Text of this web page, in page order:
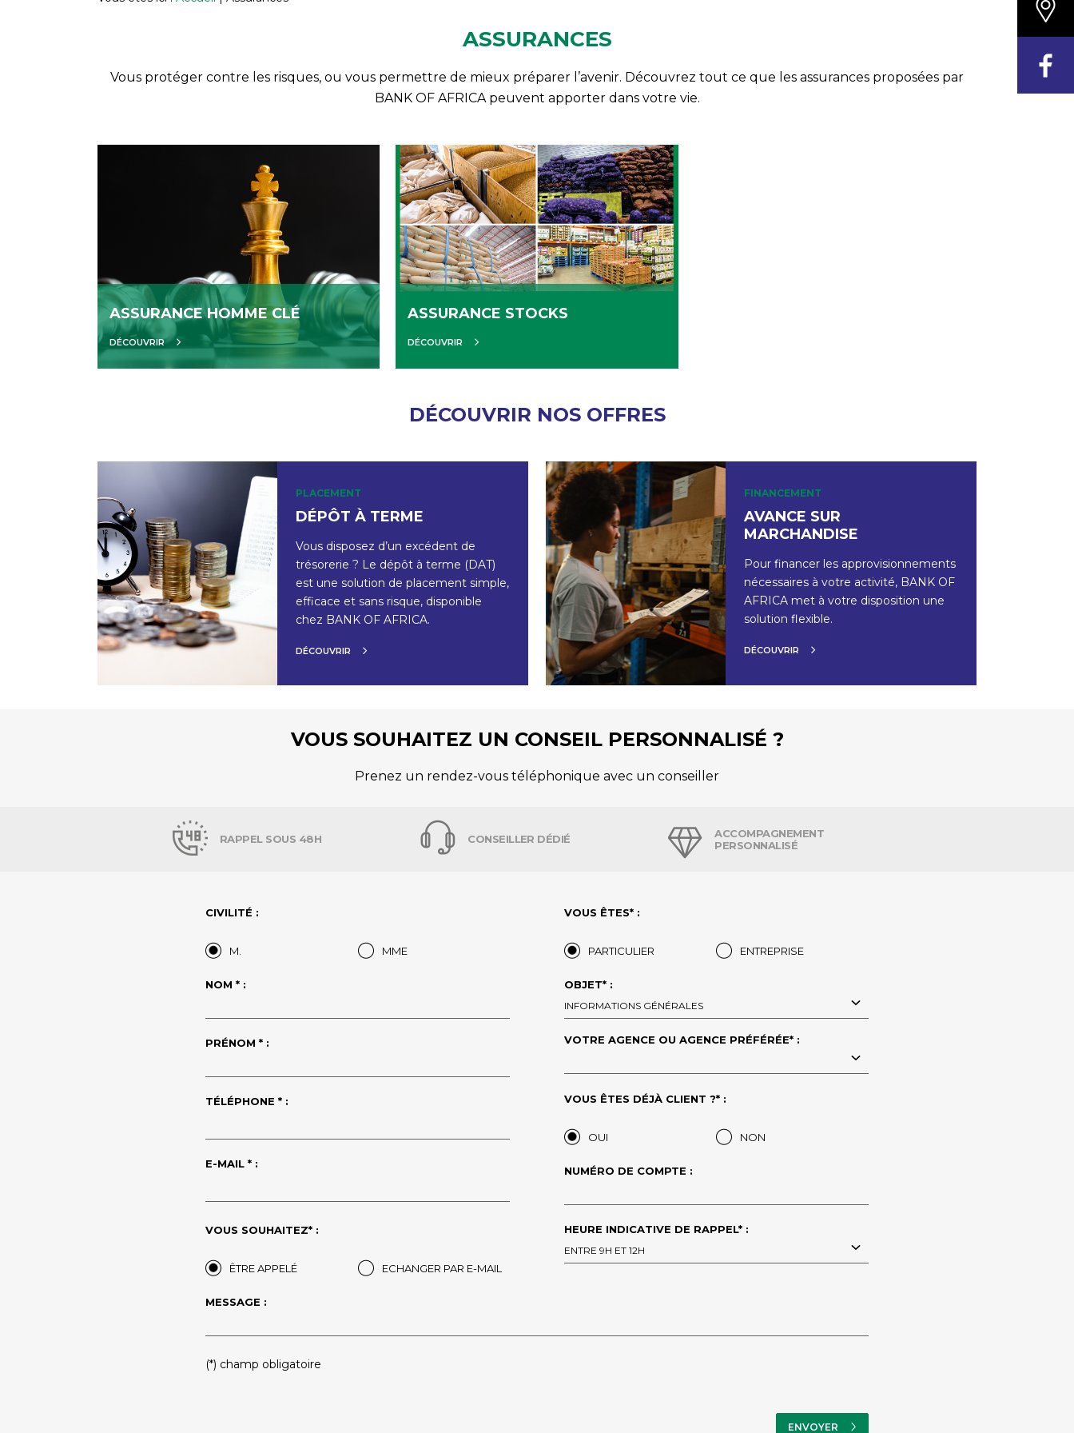
ASSURANCES
Vous protéger contre les risques, ou vous permettre de mieux préparer l’avenir. Découvrez tout ce que les assurances proposées par
BANK OF AFRICA peuvent apporter dans votre vie.
ASSURANCE HOMME CLÉ
DÉCOUVRIR
ASSURANCE STOCKS
DÉCOUVRIR
DÉCOUVRIR NOS OFFRES
PLACEMENT
DÉPÔT À TERME
Vous disposez d’un excédent de
trésorerie ? Le dépôt à terme (DAT)
est une solution de placement simple,
efficace et sans risque, disponible
chez BANK OF AFRICA.
DÉCOUVRIR
FINANCEMENT
AVANCE SUR
MARCHANDISE
Pour financer les approvisionnements
nécessaires à votre activité, BANK OF
AFRICA met à votre disposition une
solution flexible.
DÉCOUVRIR
VOUS SOUHAITEZ UN CONSEIL PERSONNALISÉ ?
Prenez un rendez-vous téléphonique avec un conseiller
RAPPEL SOUS 48H CONSEILLER DÉDIÉ
ACCOMPAGNEMENT
PERSONNALISÉ
CIVILITÉ :
M. MME
NOM * :
PRÉNOM * :
TÉLÉPHONE * :
E-MAIL * :
VOUS SOUHAITEZ* :
ÊTRE APPELÉ ECHANGER PAR E-MAIL
VOUS ÊTES* :
PARTICULIER ENTREPRISE
OBJET* :
INFORMATIONS GÉNÉRALES
VOTRE AGENCE OU AGENCE PRÉFÉRÉE* :
VOUS ÊTES DÉJÀ CLIENT ?* :
OUI NON
NUMÉRO DE COMPTE :
HEURE INDICATIVE DE RAPPEL* :
ENTRE 9H ET 12H
MESSAGE :
PLEASE LEAVE THIS FIELD EMPTY.
(*) champ obligatoire